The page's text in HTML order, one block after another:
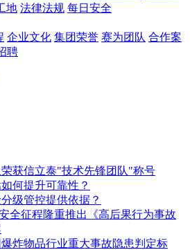
地 法律法规 每日安全
企业文化 集团荣誉 赛为团队 合作案
聘
获信立泰"技术先锋团队"称号
何提升可靠性？
级管控提供依据？
全征程隆重推出《高后果行为事故
炸物品行业重大事故隐患判定标